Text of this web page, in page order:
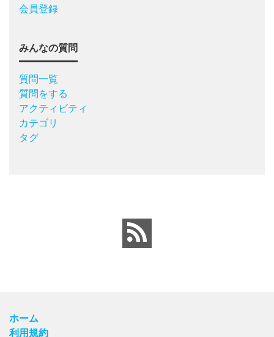
会員登録
みんなの質問
質問一覧
質問をする
アクティビティ
カテゴリ
タグ
ホーム
利用規約